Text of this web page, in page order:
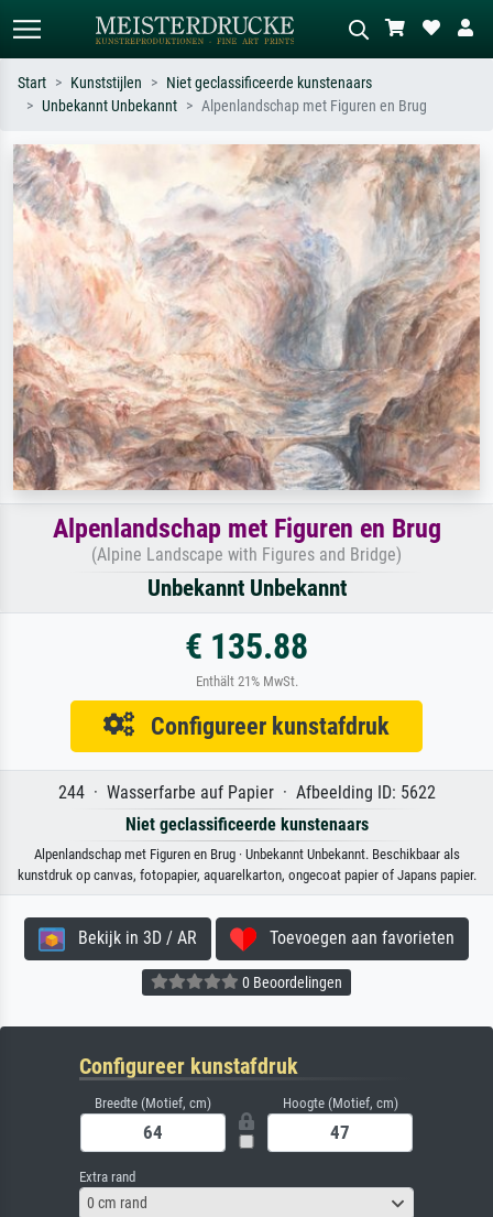
Zoek op kunstenaar, titel of stijl – bijv.
Monet, Sterrennacht, impressionisme,
Hokusai-golf, naakt.
Beschrijf de scène – bijv. groene
weide, abstract met veel rood, donker
olieverfschilderij, staand naakt naast
een boom.
Start Kunststijlen
Niet geclassificeerde kunstenaars
Unbekannt Unbekannt
Alpenlandschap met Figuren en Brug
Alpenlandschap met Figuren en Brug
(Alpine Landscape with Figures and Bridge)
Unbekannt Unbekannt
€ 135.88
Enthält 21% MwSt.
Configureer kunstafdruk
244 · Wasserfarbe auf Papier · Afbeelding ID: 5622
Niet geclassificeerde kunstenaars
Alpenlandschap met Figuren en Brug · Unbekannt Unbekannt. Beschikbaar als
kunstdruk op canvas, fotopapier, aquarelkarton, ongecoat papier of Japans papier.
Bekijk in 3D / AR Toevoegen aan favorieten
0 Beoordelingen
Configureer kunstafdruk
Breedte (Motief, cm) Hoogte (Motief, cm)
Extra rand
0 cm rand